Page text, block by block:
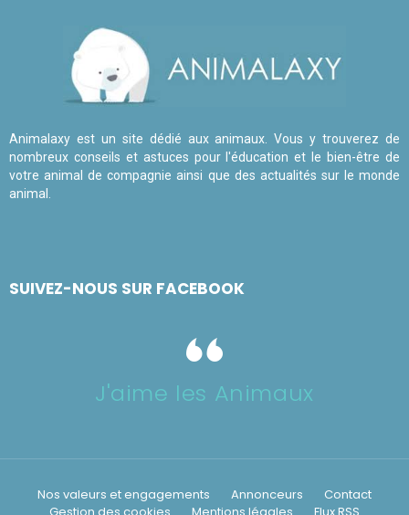
Animalaxy est un site dédié aux animaux. Vous y trouverez de
nombreux conseils et astuces pour l'éducation et le bien-être de
votre animal de compagnie ainsi que des actualités sur le monde
animal.
SUIVEZ-NOUS SUR FACEBOOK
J'aime les Animaux
Nos valeurs et engagements Annonceurs
Contact
Gestion des cookies
Mentions légales Flux RSS